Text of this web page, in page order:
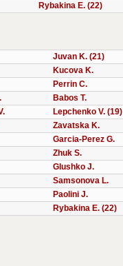
Rybakina E. (22)
Juvan K. (21)
Kucova K.
Perrin C.
Babos T.
Lepchenko V. (19)
Zavatska K.
Garcia-Perez G.
Zhuk S.
Glushko J.
Samsonova L.
Paolini J.
Rybakina E. (22)